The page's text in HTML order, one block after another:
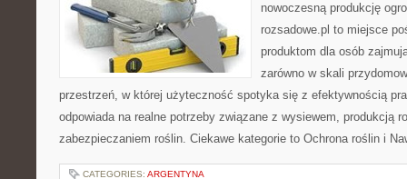
nowoczesną produkcję
rozsadowe.pl to miejsce
produktom dla osób
zarówno w skali
przestrzeń, w której użyteczność spotyka się z efektywnością
odpowiada na realne potrzeby związane z wysiewem, produkcją
zabezpieczaniem roślin. Ciekawe kategorie to Ochrona roślin i
CATEGORIES: ARGENTYNA